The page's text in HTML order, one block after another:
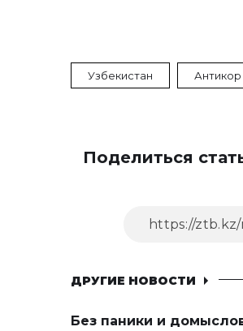
Узбекистан Антикор
Поделиться
ДРУГИЕ НОВОСТИ
Без паники и